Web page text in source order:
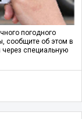
погодного
сообщите об этом в
через специальную